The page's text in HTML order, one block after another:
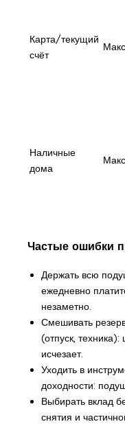
Карта/текущий
счёт
Наличные
дома
Частые ошибки
Держать всю
ежедневно
незаметно.
Смешивать
(отпуск,
исчезает.
Уходить в
доходности:
Выбирать вклад
снятия и